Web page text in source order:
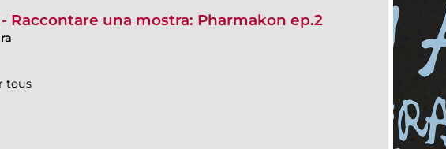
- Raccontare una mostra: Pharmakon ep.2
tous